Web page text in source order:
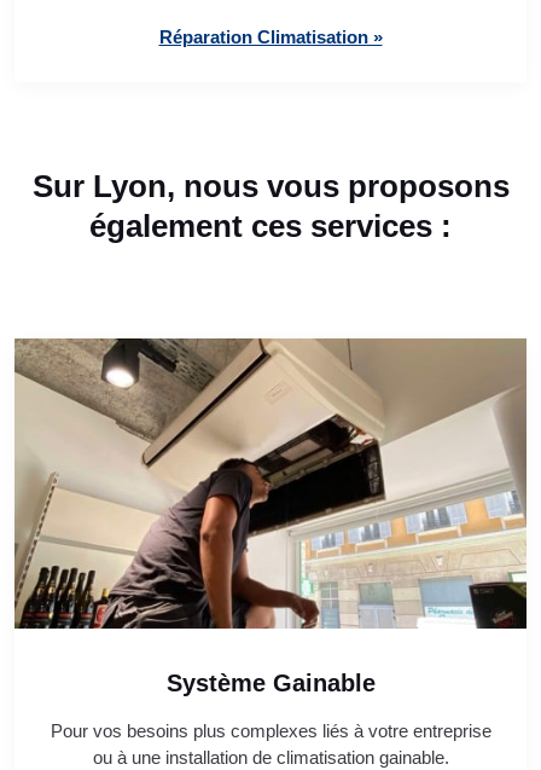
Réparation Climatisation »
Sur Lyon, nous vous proposons
également ces services :
Système Gainable
Pour vos besoins plus complexes liés à votre entreprise
ou à une installation de climatisation gainable.